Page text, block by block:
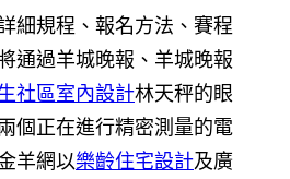
細規程、報名方法、賽程
通過羊城晚報、羊城晚報
社區室內設計林天秤的眼
個正在進行精密測量的電
羊網以樂齡住宅設計及廣